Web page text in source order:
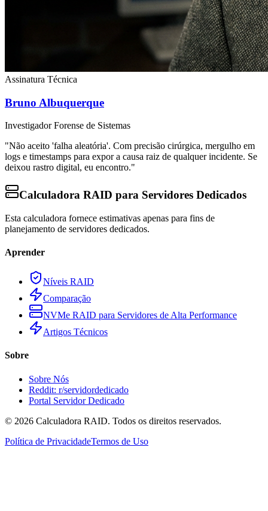
Assinatura Técnica
Bruno Albuquerque
Investigador Forense de Sistemas
"Não aceito 'falha aleatória'. Com precisão cirúrgica, mergulho em
logs e timestamps para expor a causa raiz de qualquer incidente. Se
deixou rastro digital, eu encontro."
Calculadora RAID para Servidores Dedicados
Esta calculadora fornece estimativas apenas para fins de
planejamento de servidores dedicados.
Aprender
Níveis RAID
Comparação
NVMe RAID para Servidores de Alta Performance
Artigos Técnicos
Sobre
Sobre Nós
Reddit: r/servidordedicado
Portal Servidor Dedicado
© 2026 Calculadora RAID. Todos os direitos reservados.
Política de PrivacidadeTermos de Uso